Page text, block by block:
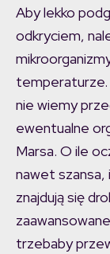
Aby lekko
odkryciem,
temperaturze.
nie wiemy
ewentualne
Marsa. O ile
nawet szansa,
znajdują się
trzebaby